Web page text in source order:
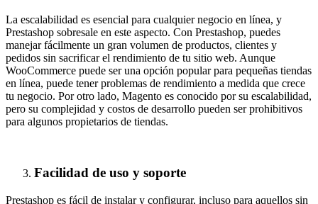
La escalabilidad es esencial para cualquier negocio en línea, y
Prestashop sobresale en este aspecto. Con Prestashop, puedes
manejar fácilmente un gran volumen de productos, clientes y
pedidos sin sacrificar el rendimiento de tu sitio web. Aunque
WooCommerce puede ser una opción popular para pequeñas tiendas
en línea, puede tener problemas de rendimiento a medida que crece
tu negocio. Por otro lado, Magento es conocido por su escalabilidad,
pero su complejidad y costos de desarrollo pueden ser prohibitivos
para algunos propietarios de tiendas.
Facilidad de uso y soporte
Prestashop es fácil de instalar y configurar, incluso para aquellos sin